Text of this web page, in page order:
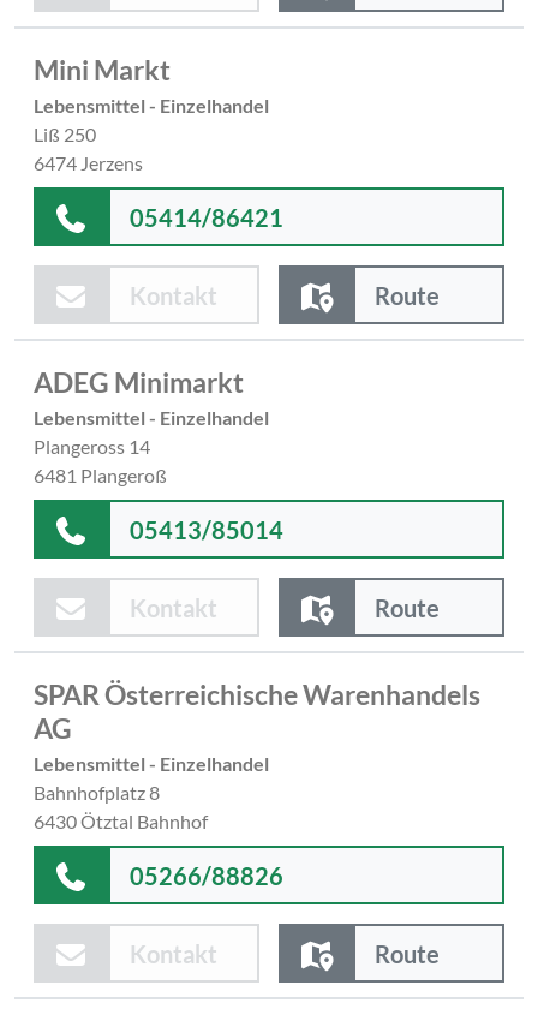
Mini Markt
Lebensmittel - Einzelhandel
Liß 250
6474 Jerzens
05414/86421
Kontakt Route
ADEG Minimarkt
Lebensmittel - Einzelhandel
Plangeross 14
6481 Plangeroß
05413/85014
Kontakt Route
SPAR Österreichische Warenhandels
AG
Lebensmittel - Einzelhandel
Bahnhofplatz 8
6430 Ötztal Bahnhof
05266/88826
Kontakt Route